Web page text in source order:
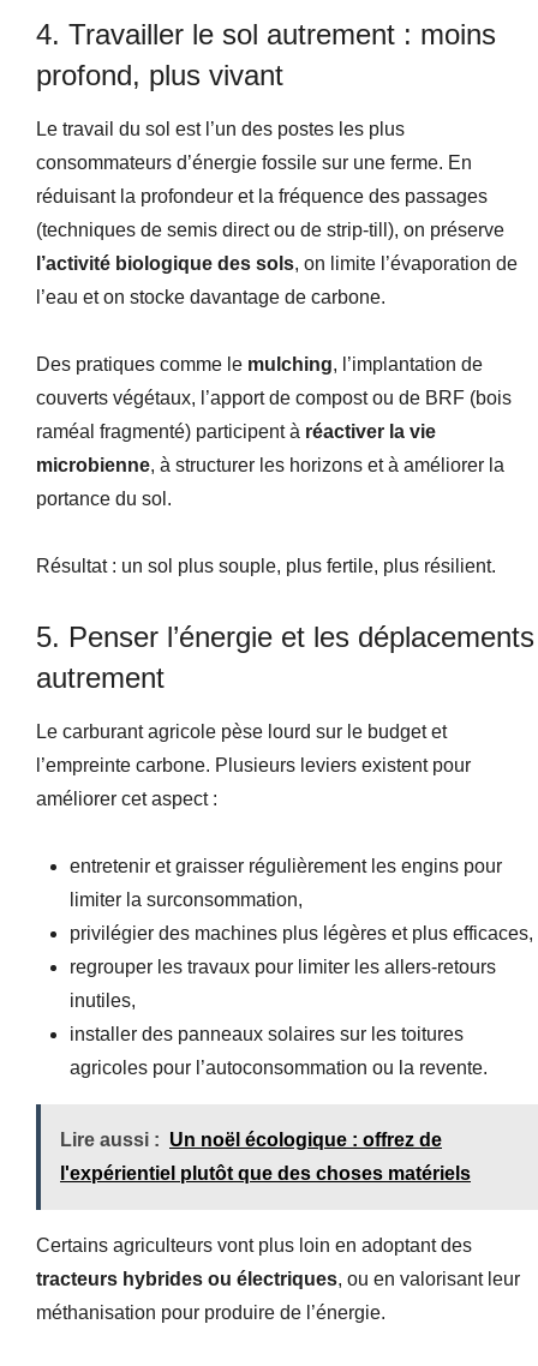
4. Travailler le sol autrement : moins
profond, plus vivant
Le travail du sol est l’un des postes les plus
consommateurs d’énergie fossile sur une ferme. En
réduisant la profondeur et la fréquence des passages
(techniques de semis direct ou de strip-till), on préserve
l’activité biologique des sols, on limite l’évaporation de
l’eau et on stocke davantage de carbone.
Des pratiques comme le mulching, l’implantation de
couverts végétaux, l’apport de compost ou de BRF (bois
raméal fragmenté) participent à réactiver la vie
microbienne, à structurer les horizons et à améliorer la
portance du sol.
Résultat : un sol plus souple, plus fertile, plus résilient.
5. Penser l’énergie et les déplacements
autrement
Le carburant agricole pèse lourd sur le budget et
l’empreinte carbone. Plusieurs leviers existent pour
améliorer cet aspect :
entretenir et graisser régulièrement les engins pour
limiter la surconsommation,
privilégier des machines plus légères et plus efficaces,
regrouper les travaux pour limiter les allers-retours
inutiles,
installer des panneaux solaires sur les toitures
agricoles pour l’autoconsommation ou la revente.
Lire aussi : Un noël écologique : offrez de
l'expérientiel plutôt que des choses matériels
Certains agriculteurs vont plus loin en adoptant des
tracteurs hybrides ou électriques, ou en valorisant leur
méthanisation pour produire de l’énergie.